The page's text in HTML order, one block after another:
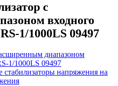
с
входного
1/1000LS 09497
диапазоном
1/1000LS 09497
напряжения на